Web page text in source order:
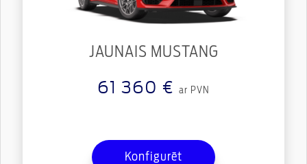
JAUNAIS MUSTANG
61 360 € ar PVN
Konfigurēt